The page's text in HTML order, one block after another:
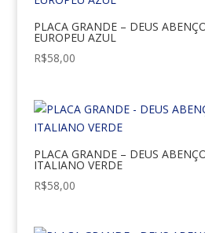
PLACA GRANDE – DEUS
EUROPEU AZUL
R$58,00
PLACA GRANDE – DEUS
ITALIANO VERDE
R$58,00